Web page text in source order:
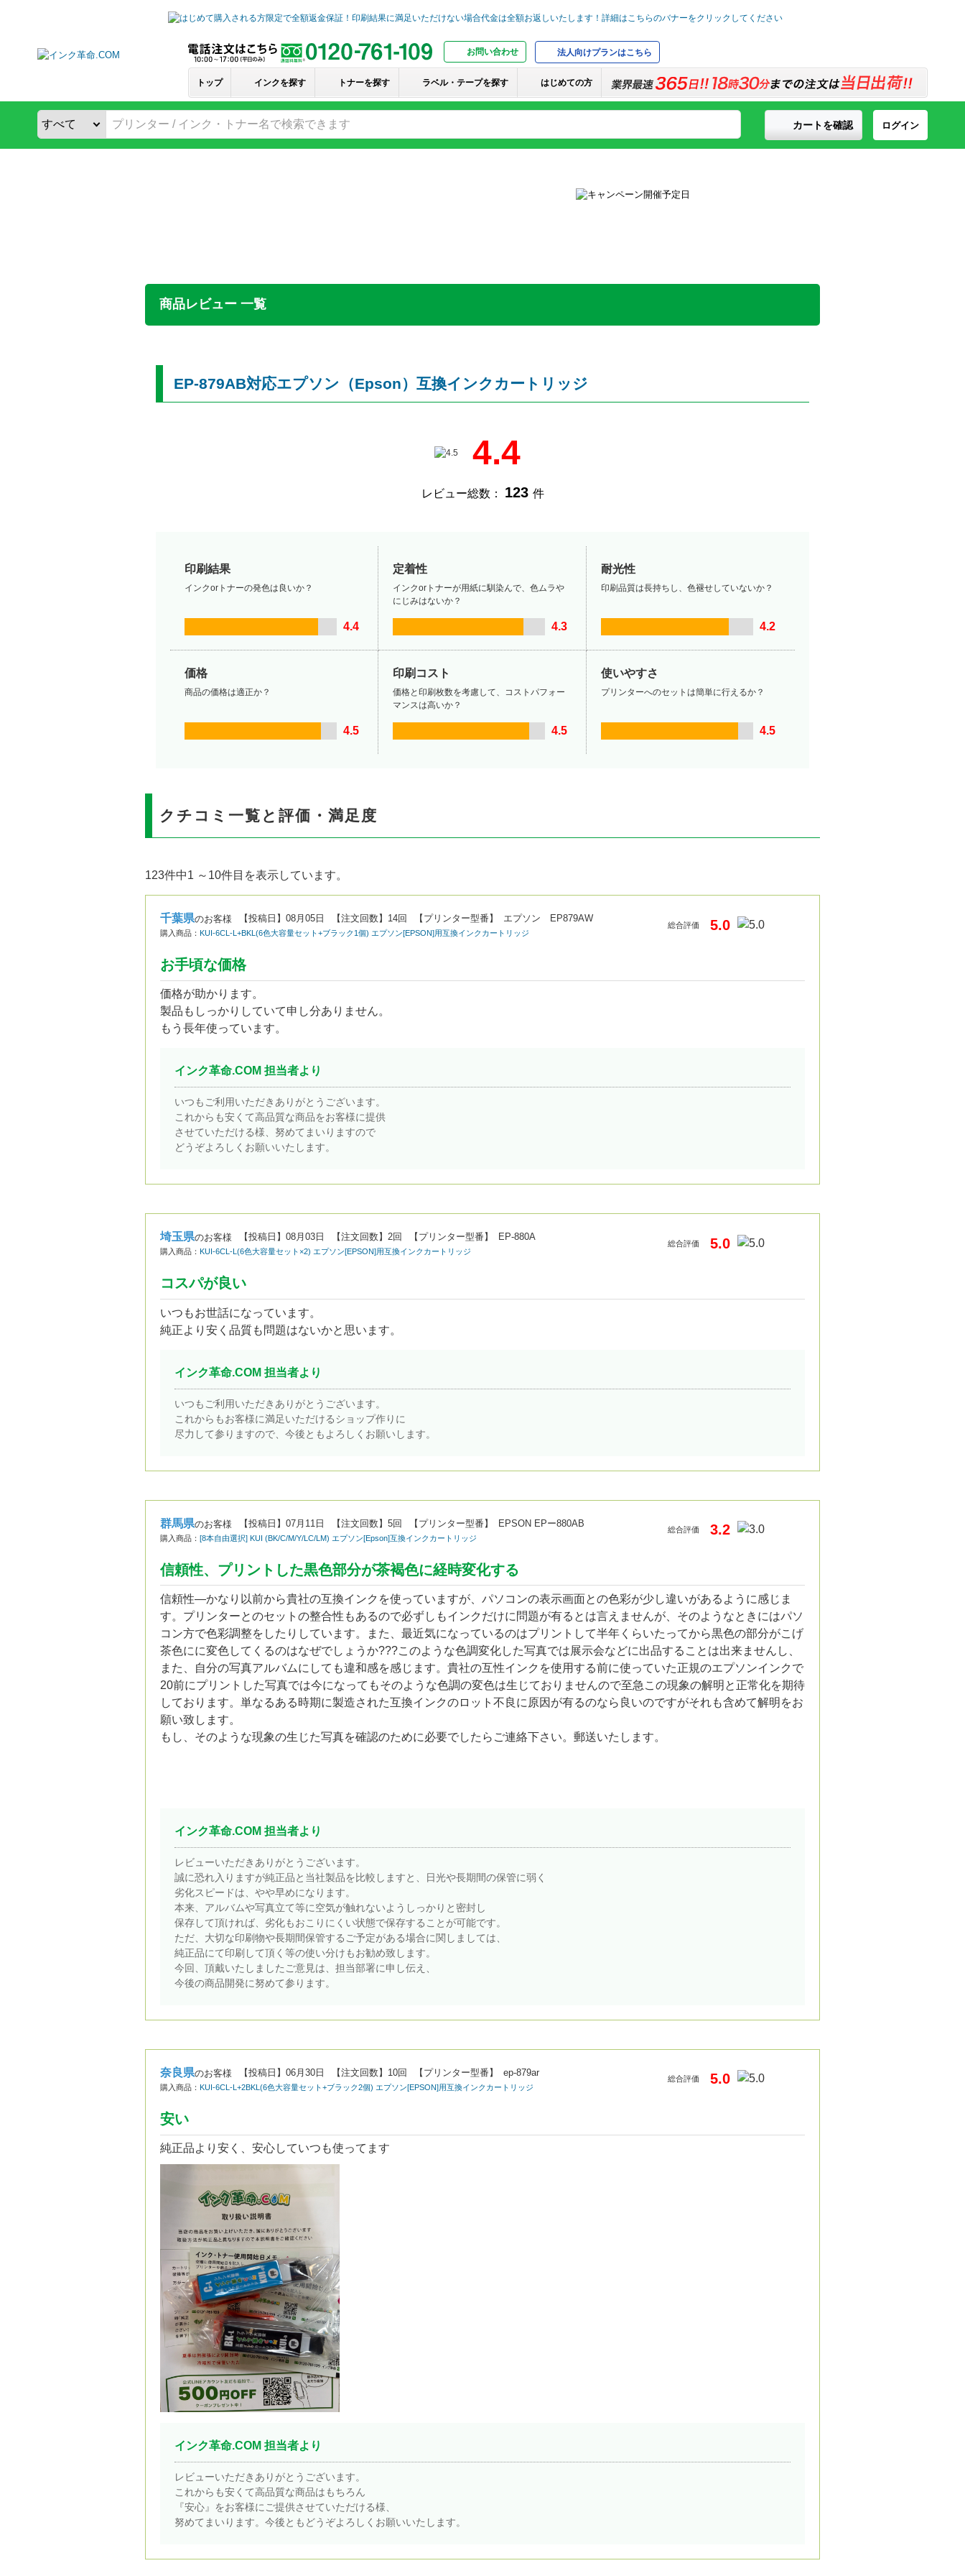
お問い合わせ 法人向けプランはこちら
トップ インクを探す トナーを探す ラベル・テープを探す はじめての方
ログイン
カートを確認
商品レビュー 一覧
EP-879AB対応エプソン（Epson）互換インクカートリッジ
4.4
レビュー総数： 123 件
印刷結果
インクorトナーの発色は良いか？
4.4
定着性
インクorトナーが用紙に馴染んで、色ムラや
にじみはないか？
4.3
耐光性
印刷品質は長持ちし、色褪せしていないか？
4.2
価格
商品の価格は適正か？
4.5
印刷コスト
価格と印刷枚数を考慮して、コストパフォー
マンスは高いか？
4.5
使いやすさ
プリンターへのセットは簡単に行えるか？
4.5
クチコミ一覧と評価・満足度
123件中1 ～10件目を表示しています。
千葉県のお客様 【投稿日】 08月05日 【注文回数】 14回 【プリンター型番】 エプソン EP879AW
購入商品： KUI-6CL-L+BKL(6色大容量セット+ブラック1個) エプソン[EPSON]用互換インクカートリッジ
総合評価 5.0
お手頃な価格
価格が助かります。
製品もしっかりしていて申し分ありません。
もう長年使っています。
インク革命.COM 担当者より
いつもご利用いただきありがとうございます。
これからも安くて高品質な商品をお客様に提供
させていただける様、努めてまいりますので
どうぞよろしくお願いいたします。
埼玉県のお客様 【投稿日】 08月03日 【注文回数】 2回 【プリンター型番】 EP-880A
購入商品： KUI-6CL-L(6色大容量セット×2) エプソン[EPSON]用互換インクカートリッジ
総合評価 5.0
コスパが良い
いつもお世話になっています。
純正より安く品質も問題はないかと思います。
インク革命.COM 担当者より
いつもご利用いただきありがとうございます。
これからもお客様に満足いただけるショップ作りに
尽力して参りますので、今後ともよろしくお願いします。
群馬県のお客様 【投稿日】 07月11日 【注文回数】 5回 【プリンター型番】 EPSON EPー880AB
購入商品： [8本自由選択] KUI (BK/C/M/Y/LC/LM) エプソン[Epson]互換インクカートリッジ
総合評価 3.2
信頼性、プリントした黒色部分が茶褐色に経時変化する
信頼性―かなり以前から貴社の互換インクを使っていますが、パソコンの表示画面との色彩が少し違いがあるように感じま
す。プリンターとのセットの整合性もあるので必ずしもインクだけに問題が有るとは言えませんが、そのようなときにはパソ
コン方で色彩調整をしたりしています。また、最近気になっているのはプリントして半年くらいたってから黒色の部分がこげ
茶色にに変色してくるのはなぜでしょうか???このような色調変化した写真では展示会などに出品することは出来ませんし、
また、自分の写真アルバムにしても違和感を感じます。貴社の互性インクを使用する前に使っていた正規のエプソンインクで
20前にプリントした写真では今になってもそのような色調の変色は生じておりませんので至急この現象の解明と正常化を期待
しております。単なるある時期に製造された互換インクのロット不良に原因が有るのなら良いのですがそれも含めて解明をお
願い致します。
もし、そのような現象の生じた写真を確認のために必要でしたらご連絡下さい。郵送いたします。
インク革命.COM 担当者より
レビューいただきありがとうございます。
誠に恐れ入りますが純正品と当社製品を比較しますと、日光や長期間の保管に弱く
劣化スピードは、やや早めになります。
本来、アルバムや写真立て等に空気が触れないようしっかりと密封し
保存して頂ければ、劣化もおこりにくい状態で保存することが可能です。
ただ、大切な印刷物や長期間保管するご予定がある場合に関しましては、
純正品にて印刷して頂く等の使い分けもお勧め致します。
今回、頂戴いたしましたご意見は、担当部署に申し伝え、
今後の商品開発に努めて参ります。
奈良県のお客様 【投稿日】 06月30日 【注文回数】 10回 【プリンター型番】 ep-879ar
購入商品： KUI-6CL-L+2BKL(6色大容量セット+ブラック2個) エプソン[EPSON]用互換インクカートリッジ
総合評価 5.0
安い
純正品より安く、安心していつも使ってます
インク革命.COM 担当者より
レビューいただきありがとうございます。
これからも安くて高品質な商品はもちろん
『安心』をお客様にご提供させていただける様、
努めてまいります。今後ともどうぞよろしくお願いいたします。